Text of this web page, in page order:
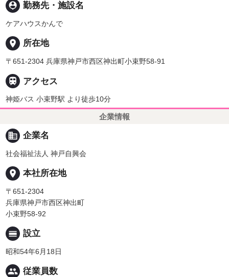
person_pin 勤務先・施設名
ケアハウスかんで
place 所在地
〒651-2304 兵庫県神戸市西区神出町小束野58-91
 アクセス
神姫バス 小束野駅 より徒歩10分
企業情報
business 企業名
社会福祉法人 神戸自興会
place 本社所在地
〒651-2304
兵庫県神戸市西区神出町
小束野58-92
calendar_view_day 設立
昭和54年6月18日
people 従業員数